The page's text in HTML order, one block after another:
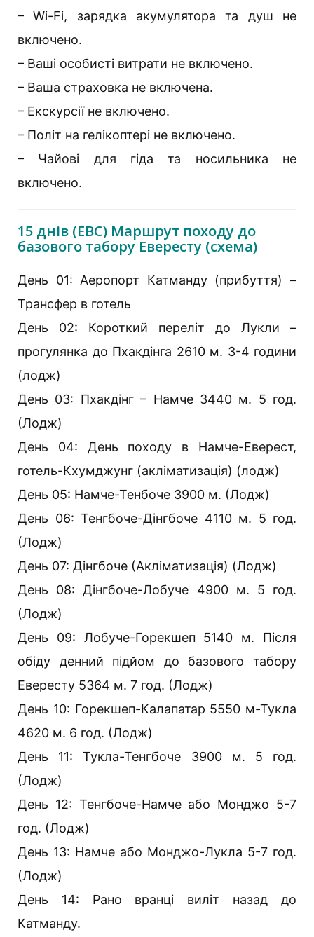
– Wi-Fi, зарядка акумулятора та душ не
включено.
– Ваші особисті витрати не включено.
– Ваша страховка не включена.
– Екскурсії не включено.
– Політ на гелікоптері не включено.
– Чайові для гіда та носильника не
включено.
15 днів (EBC) Маршрут походу до
базового табору Евересту (схема)
День 01: Аеропорт Катманду (прибуття) –
Трансфер в готель
День 02: Короткий переліт до Лукли –
прогулянка до Пхакдінга 2610 м. 3-4 години
(лодж)
День 03: Пхакдінг – Намче 3440 м. 5 год.
(Лодж)
День 04: День походу в Намче-Еверест,
готель-Кхумджунг (акліматизація) (лодж)
День 05: Намче-Тенбоче 3900 м. (Лодж)
День 06: Тенгбоче-Дінгбоче 4110 м. 5 год.
(Лодж)
День 07: Дінгбоче (Акліматизація) (Лодж)
День 08: Дінгбоче-Лобуче 4900 м. 5 год.
(Лодж)
День 09: Лобуче-Горекшеп 5140 м. Після
обіду денний підйом до базового табору
Евересту 5364 м. 7 год. (Лодж)
День 10: Горекшеп-Калапатар 5550 м-Тукла
4620 м. 6 год. (Лодж)
День 11: Тукла-Тенгбоче 3900 м. 5 год.
(Лодж)
День 12: Тенгбоче-Намче або Монджо 5-7
год. (Лодж)
День 13: Намче або Монджо-Лукла 5-7 год.
(Лодж)
День 14: Рано вранці виліт назад до
Катманду.